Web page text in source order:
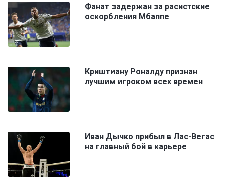
Фанат задержан за расистские
оскорбления Мбаппе
Криштиану Роналду признан
лучшим игроком всех времен
Иван Дычко прибыл в Лас-Вегас
на главный бой в карьере